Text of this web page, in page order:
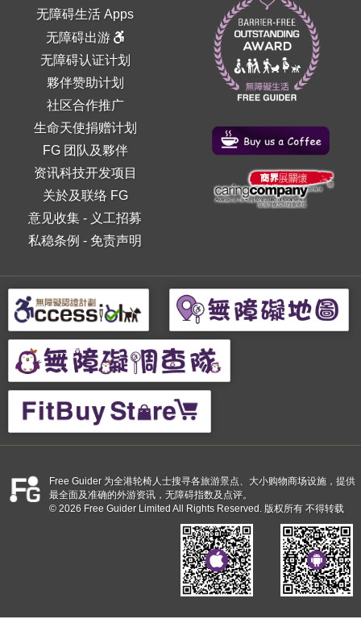
无障碍生活 Apps
无障碍出游
无障碍认证计划
夥伴赞助计划
社区合作推广
生命天使捐赠计划
FG 团队及夥伴
资讯科技开发项目
关於及联络 FG
意见收集 - 义工招募
私稳条例 - 免责声明
Free Guider 为全港轮椅人士搜寻各旅游景点、大小购物商场设施，提供
最全面及准确的外游资讯，无障碍指数及点评。
© 2026 Free Guider Limited All Rights Reserved. 版权所有 不得转载